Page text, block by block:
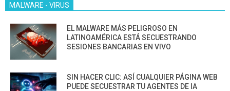
MALWARE - VIRUS
EL MALWARE MÁS PELIGROSO EN
LATINOAMÉRICA ESTÁ SECUESTRANDO
SESIONES BANCARIAS EN VIVO
SIN HACER CLIC: ASÍ CUALQUIER PÁGINA WEB
PUEDE SECUESTRAR TU AGENTES DE IA